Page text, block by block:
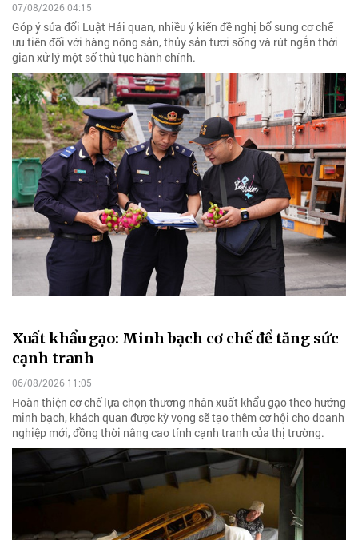
07/08/2026 04:15
Góp ý sửa đổi Luật Hải quan, nhiều ý kiến đề nghị bổ sung cơ chế
ưu tiên đối với hàng nông sản, thủy sản tươi sống và rút ngắn thời
gian xử lý một số thủ tục hành chính.
Xuất khẩu gạo: Minh bạch cơ chế để tăng sức
cạnh tranh
06/08/2026 11:05
Hoàn thiện cơ chế lựa chọn thương nhân xuất khẩu gạo theo hướng
minh bạch, khách quan được kỳ vọng sẽ tạo thêm cơ hội cho doanh
nghiệp mới, đồng thời nâng cao tính cạnh tranh của thị trường.